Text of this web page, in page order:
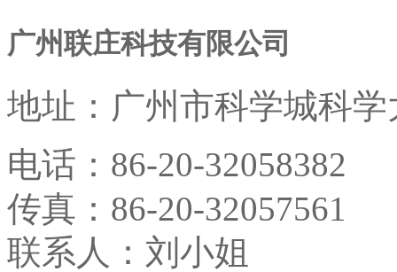
广州联庄科技有限公司
地址： 广州市科学城科
电话： 86-20-32058382
传真： 86-20-32057561
联系人：刘小姐